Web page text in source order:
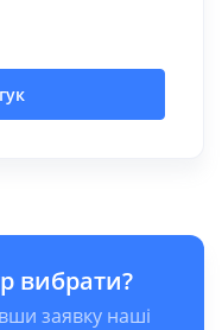
вибрати?
заявку наші